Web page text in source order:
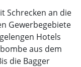
Schrecken an die
Gewerbegebiete
Hotels
aus dem
die Bagger